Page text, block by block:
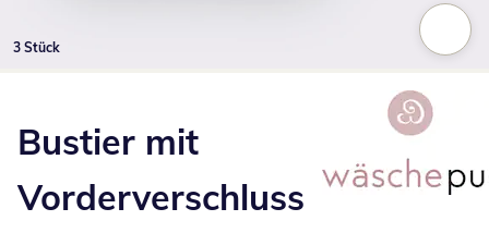
3 Stück
Bustier mit
Vorderverschluss